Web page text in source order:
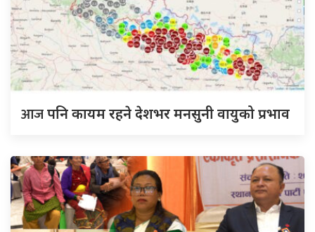
आजपनि कायम रहने देशभर मनसुनी वायुको प्रभाव